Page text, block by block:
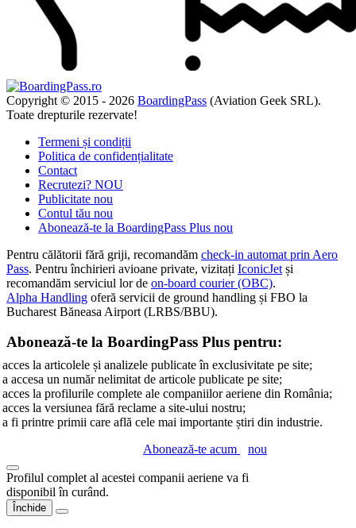
Copyright © 2015 - 2026 BoardingPass (Aviation Geek SRL).
Toate drepturile rezervate!
Termeni și condiții
Politica de confidențialitate
Contact
Recrutezi? NOU
Publicitate nou
Contul tău nou
Abonează-te la BoardingPass Plus nou
Pentru călătorii fără griji, recomandăm check-in automat prin Aero
Pass. Pentru închirieri avioane private, vizitați IconicJet și
recomandăm serviciul lor de on-board courier (OBC).
Alpha Handling oferă servicii de ground handling și FBO la
Bucharest Băneasa Airport (LRBS/BBU).
Abonează-te la BoardingPass Plus pentru:
acces la articolele și analizele publicate în exclusivitate pe site;
a accesa un număr nelimitat de articole publicate pe site;
acces la profilurile complete ale companiilor aeriene din România;
acces la versiunea fără reclame a site-ului nostru;
a fi printre primii care află cele mai importante știri din industrie.
Abonează-te acum
nou
Profilul complet al acestei companii aeriene va fi
disponibil în curând.
Închide